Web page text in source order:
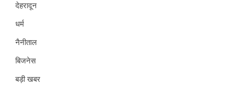
देहरादून
धर्म
नैनीताल
बिजनेस
बड़ी खबर